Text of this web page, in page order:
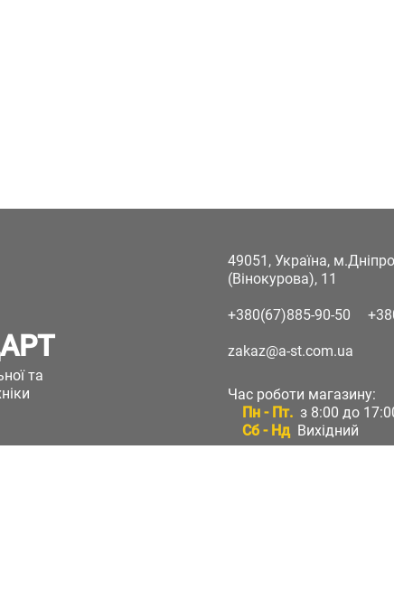
та
49051, Україна,
(Вінокурова), 11
+380(67)885-90-50
zakaz@a-st.com.ua
Час роботи магазину:
Пн - Пт. з 8:00 до
Сб - Нд Вихідний